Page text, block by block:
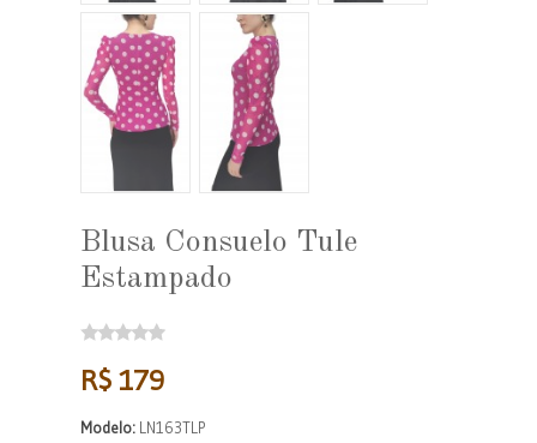
Blusa Consuelo Tule
Estampado
R$ 179
Modelo: LN163TLP